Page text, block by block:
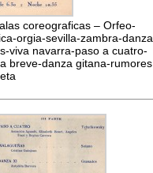
coreograficas – Orfeo-
orgia-sevilla-zambra-danza
viva navarra-paso a cuatro-
breve-danza gitana-rumores